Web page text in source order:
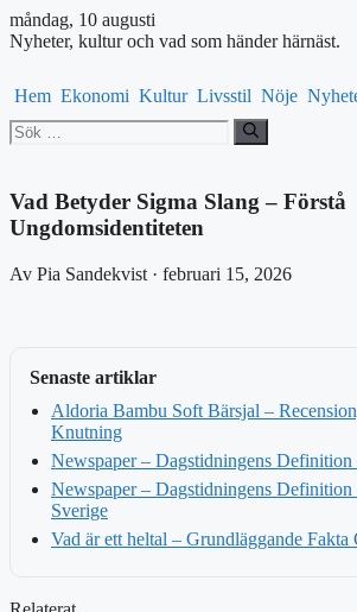
måndag, 10 augusti
Nyheter, kultur och vad som händer härnäst.
Hem Ekonomi Kultur Livsstil Nöje
Sök
efter:
Vad Betyder Sigma Slang – Förstå
Ungdomsidentiteten
Av Pia Sandekvist · februari 15, 2026
Senaste artiklar
Aldoria Bambu Soft Bärsjal –
Knutning
Newspaper – Dagstidningens Definition
Newspaper – Dagstidningens
Sverige
Vad är ett heltal – Grundläggande Fakta